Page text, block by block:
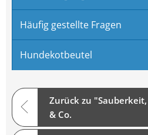
Häufig gestellte Fragen
Hundekotbeutel
Zurück zu
& Co.